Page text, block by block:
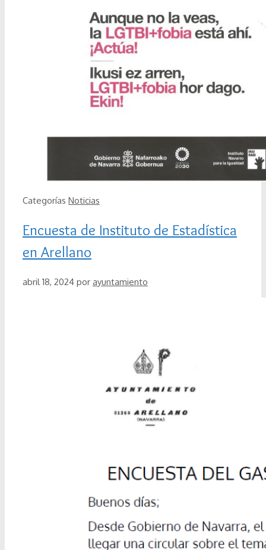
Categorías Noticias
Encuesta de Instituto de Estadística
en Arellano
abril 18, 2024 por ayuntamiento